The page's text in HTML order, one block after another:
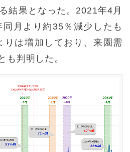
結果となった。2021年4月
月より約35％減少したも
りは増加しており、来園需
も判明した。